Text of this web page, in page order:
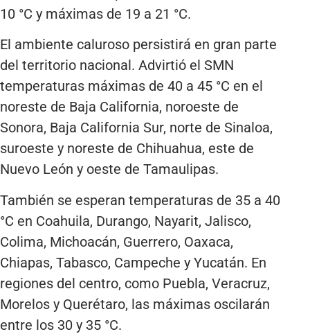
10 °C y máximas de 19 a 21 °C.
El ambiente caluroso persistirá en gran parte
del territorio nacional. Advirtió el SMN
temperaturas máximas de 40 a 45 °C en el
noreste de Baja California, noroeste de
Sonora, Baja California Sur, norte de Sinaloa,
suroeste y noreste de Chihuahua, este de
Nuevo León y oeste de Tamaulipas.
También se esperan temperaturas de 35 a 40
°C en Coahuila, Durango, Nayarit, Jalisco,
Colima, Michoacán, Guerrero, Oaxaca,
Chiapas, Tabasco, Campeche y Yucatán. En
regiones del centro, como Puebla, Veracruz,
Morelos y Querétaro, las máximas oscilarán
entre los 30 y 35 °C.